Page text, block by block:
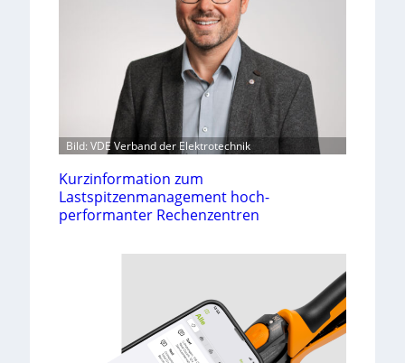
Bild: VDE Verband der Elektrotechnik
Kurzinformation zum
Lastspitzenmanagement hoch-
performanter Rechenzentren